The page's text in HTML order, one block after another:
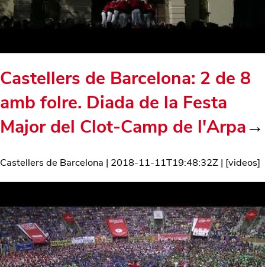
Castellers de Barcelona: 2 de 8
amb folre. Diada de la Festa
Major del Clot-Camp de l'Arpa→
Castellers de Barcelona | 2018-11-11T19:48:32Z | [videos]